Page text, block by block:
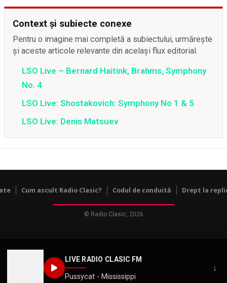
LIVE RADIO CLASIC FM
Pussycat - Mississippi
↓
Context și subiecte conexe
Pentru o imagine mai completă a subiectului, urmărește
și aceste articole relevante din același flux editorial.
LSO Live – Bernard Haitink, Brahms, Symphony
No. 4
LSO Live: Shostakovich: Symphony No 1 & 5
LSO Live: Denis Matsuev
Cum ascult Radio Clasic? Codul de conduită Drept la
© Radio Clasic, 2026